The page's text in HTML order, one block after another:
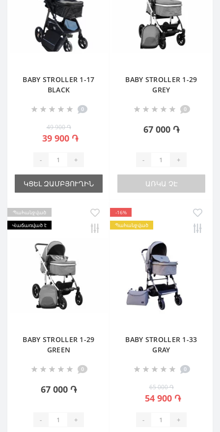
BABY STROLLER 1-17
BLACK
0
49 900 ֏
39 900 ֏
- +
ԿՑԵԼ ԶԱՄԲՅՈՒՂԻՆ
BABY STROLLER 1-29
GREY
0
67 000 ֏
- +
ԱՌԿԱ ՉԷ
Պահանջված
Վաճառված է
BABY STROLLER 1-29
GREEN
0
67 000 ֏
- +
-16%
Պահանջված
BABY STROLLER 1-33
GRAY
0
65 000 ֏
54 900 ֏
- +